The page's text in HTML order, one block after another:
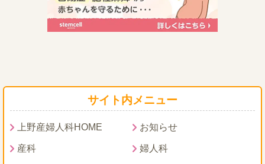
サイト内メニュー
上野産婦人科HOME お知らせ
産科 婦人科